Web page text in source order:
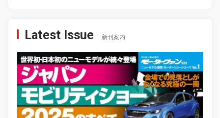
Latest Issue 新刊案内